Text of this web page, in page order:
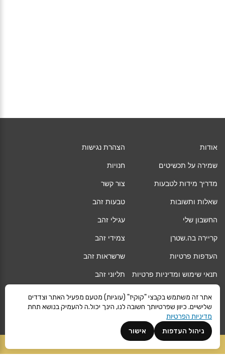
אודות
שמירה על תכשיטים
מדריך מידות לטבעות
שאלות ותשובות
החשבון שלי
קריירה בה.שטרן
העדפות פרטיות
תנאי שימוש ומדיניות פרטיות
החלפה/החזרה/ביטול עסקה
אחריות
משלוחים
הצהרת נגישות
חנויות
צור קשר
טבעות זהב
עגילי זהב
צמידי זהב
שרשראות זהב
תליוני זהב
גיפט קארד
מגזין
Vogue
קרא עוד
אתר זה משתמש בקבצי "קוקיז" (עוגיות) מטעם מפעיל האתר וצדדים
שלישיים. כיוון שפרטיותך חשובה לנו, הינך יכול.ה להעמיק בנושא תחת
מדיניות הפרטיות
אישור
ניהול העדפות